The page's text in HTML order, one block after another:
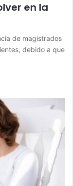
en la
de magistrados
debido a que